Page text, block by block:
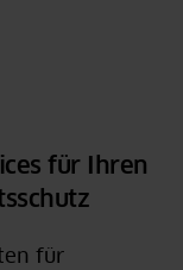
für Ihren
für